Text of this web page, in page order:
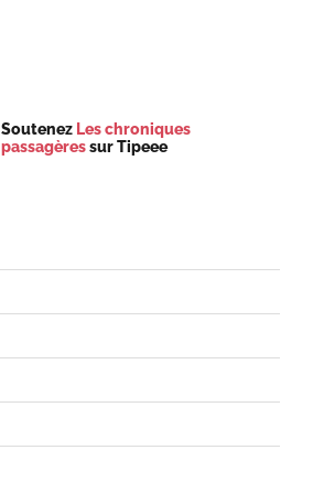
Soutenez Les chroniques
passagèressur Tipeee